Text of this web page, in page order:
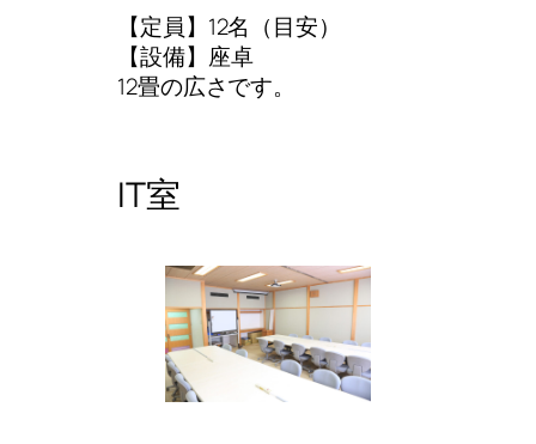
【定員】12名（目安）
【設備】座卓
12畳の広さです。
IT室